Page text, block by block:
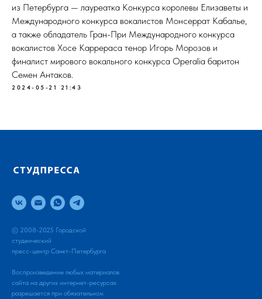
из Петербурга — лауреатка Конкурса королевы Елизаветы и
Международного конкурса вокалистов Монсеррат Кабалье,
а также обладатель Гран-При Международного конкурса
вокалистов Хосе Каррераса тенор Игорь Морозов и
финалист мирового вокального конкурса Operalia баритон
Семен Антаков.
2024-05-21 21:43
© 2008-2025 Городской
студенческий
пресс-центр Санкт-Петербурга
Воспроизведение любых материалов
сайта на других интернет-ресурсах
разрешается при обязательном